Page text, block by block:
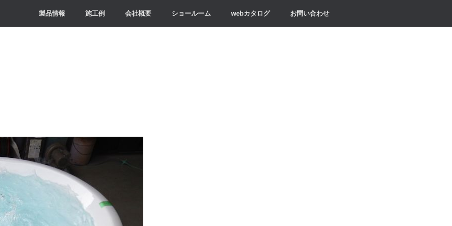
製品情報 施工例 会社概要 ショールーム webカタログ お問い合わせ